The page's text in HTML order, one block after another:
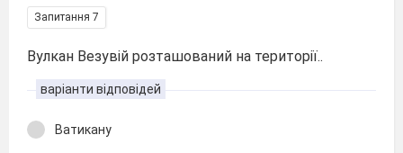
Запитання 7
Вулкан Везувій розташований на території..
варіанти відповідей
Ватикану